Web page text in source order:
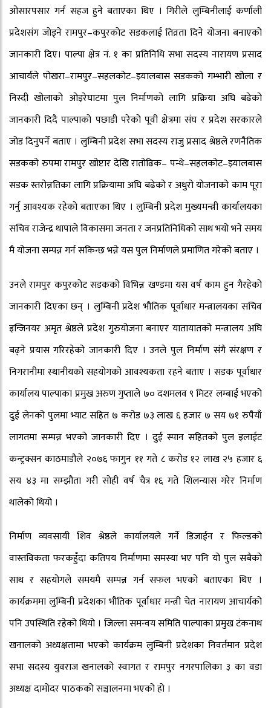
ओसारपसार गर्न सहज हुने बताएका थिए । गिरीले लुम्बिनीलाई कर्णाली
प्रदेशसंग जोड्ने रामपुर–कपुरकोट सडकलाई तिव्रता दिने योजना बनाएको
जानकारी दिए। पाल्पा क्षेत्र नं. १ का प्रतिनिधि सभा सदस्य नारायण प्रसाद
आचार्यले पोखरा–रामपुर–सहलकोट–झ्यालबास सडकको गम्भारी खोला र
निस्दी खोलाको ओइरेघाटमा पुल निर्माणको लागि प्रक्रिया अघि बढेको
जानकारी दिदै पाल्पाको पछाडी परेको पूवी क्षेत्रमा संघ र प्रदेश सरकारले
जोड दिनुपर्ने बताए । लुम्बिनी प्रदेश सभा सदस्य राजु प्रसाद श्रेष्ठले रणनैतिक
सडकको रुपमा रामपुर खोप्टार देखि रातोढिक– पन्थे–सहलकोट–झ्यालबास
सडक स्तरोन्नतिका लागि प्रक्रियामा अघि बढेको र अधुरो योजनाको काम पूरा
गर्नु आवश्यक रहेको बताएका थिए । लुम्बिनी प्रदेश मुख्यमन्त्री कार्यालयका
सचिव राजेन्द्र थापाले विकासमा जनता र जनप्रतिनिधिको साथ भयो भने समय
मै योजना सम्पन्न गर्न सकिन्छ भन्ने यस पुल निर्माणले प्रमाणित गरेको बताए ।
उनले रामपुर कपुरकोट सडकको विभिन्न खण्डमा यस वर्ष काम हुन गैरहेको
जानकारी दिएका छन् । लुम्बिनी प्रदेश भौतिक पूर्वाधार मन्त्रालयका सचिव
इन्जिनयर अमृत श्रेष्ठले प्रदेश गुरुयोजना बनाएर यातायातको मन्त्रालय अघि
बढ्ने प्रयास गरिरहेको जानकारी दिए । उनले पुल निर्माण संगै संरक्षण र
निगरानीमा स्थानीयको सहयोगको आवश्यकता रहने बताए । सडक पूर्वाधार
कार्यालय पाल्पाका प्रमुख अरुण गुप्ताले ७० दशमलव ९ मिटर लम्बाई भएको
दुई लेनको पुलमा भ्याट सहित ७ करोड ७३ लाख ६ हजार ७ सय ७१ रुपैयाँ
लागतमा सम्पन्न भएको जानकारी दिए । दुई स्पान सहितको पुल इलाईट
कन्ट्रक्सन काठमाडौले २०७६ फागुन ११ गते ८ करोड १२ लाख २५ हजार ६
सय ४३ मा सम्झौता गरी सोही वर्ष चैत्र १६ गते शिलन्यास गरेर निर्माण
थालेको थियो ।
निर्माण व्यवसायी शिव श्रेष्ठले कार्यालयले गर्ने डिजाईन र फिल्डको
वास्तविकता फरकहुँदा कतिपय निर्माणमा समस्या भए पनि यो पुल सबैको
साथ र सहयोगले समयमै सम्पन्न गर्न सफल भएको बताएका थिए ।
कार्यक्रममा लुम्बिनी प्रदेशका भौतिक पूर्वाधार मन्त्री चेत नारायण आचार्यको
पनि उपस्थिति रहेको थियो । जिल्ला समन्वय समिति पाल्पाका प्रमुख टंकनाथ
खनालको अध्यक्षतामा भएको कार्यक्रम लुम्बिनी प्रदेशका निवर्तमान प्रदेश
सभा सदस्य युवराज खनालको स्वागत र रामपुर नगरपालिका ३ का वडा
अध्यक्ष दामोदर पाठकको सञ्चालनमा भएको हो ।